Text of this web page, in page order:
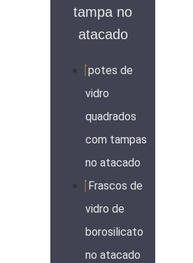
tampa no
atacado
potes de
vidro
quadrados
com tampas
no atacado
Frascos de
vidro de
borosilicato
no atacado